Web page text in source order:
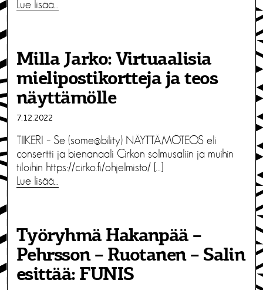
Lue lisää…
Milla Jarko: Virtuaalisia
mielipostikortteja ja teos
näyttämölle
7.12.2022
TIIKERI – Se (some@bility) NÄYTTÄMÖTEOS eli
consertti ja bienanaali Cirkon solmusaliin ja muihin
tiloihin https://cirko.fi/ohjelmisto/ […]
Lue lisää…
Työryhmä Hakanpää –
Pehrsson – Ruotanen – Salin
esittää: FUNIS